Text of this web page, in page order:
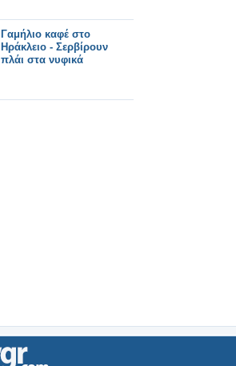
Γαμήλιο καφέ στο
Ηράκλειο - Σερβίρουν
πλάι στα νυφικά